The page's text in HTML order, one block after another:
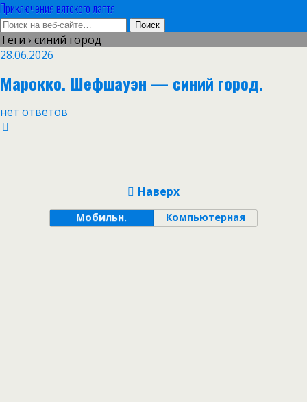
Приключения вятского лаптя
Теги › синий город
28.06.2026
Марокко. Шефшауэн — синий город.
нет ответов
Наверх
Мобильн. Компьютерная